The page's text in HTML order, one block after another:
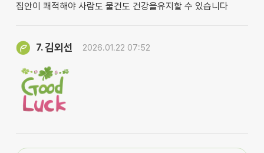
집안이 쾌적해야 사람도 물건도 건강을유지할 수 있습니다
7.김외선 2026.01.22 07:52